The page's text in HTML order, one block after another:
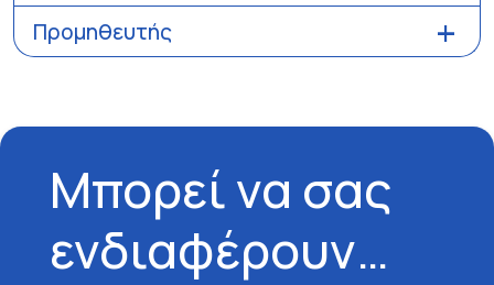
Προμηθευτής
Μπορεί να σας
ενδιαφέρουν…